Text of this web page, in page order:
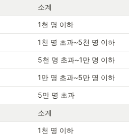
소계
1천 명 이하
1천 명 초과~5천 명 이하
5천 명 초과~1만 명 이하
1만 명 초과~5만 명 이하
5만 명 초과
소계
1천 명 이하